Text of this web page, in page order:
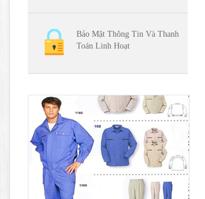
Bảo Mật Thông Tin Và Thanh
Toán Linh Hoạt